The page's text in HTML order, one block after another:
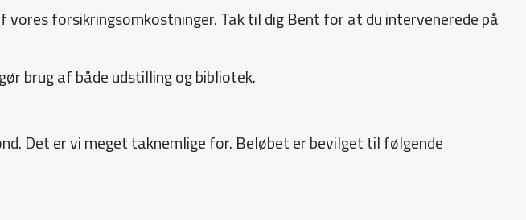
forsikringsomkostninger. Tak til dig Bent for at du intervenerede på
brug af både udstilling og bibliotek.
Det er vi meget taknemlige for. Beløbet er bevilget til følgende